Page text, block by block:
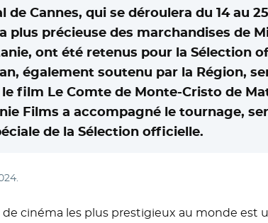
de Cannes, qui se déroulera du 14 au
plus précieuse des marchandises de
ont été retenus pour la Sélection
également soutenu par la Région,
film Le Comte de Monte-Cristo de
Films a accompagné le tournage,
de la Sélection officielle.
.
de cinéma les plus prestigieux au monde